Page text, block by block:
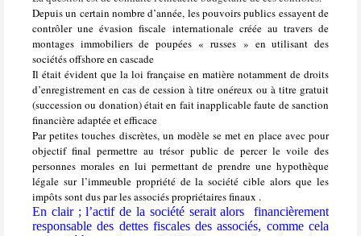
Depuis un certain nombre d’année, les pouvoirs publics essayent de
contrôler une évasion fiscale internationale créée au travers de
montages immobiliers de poupées « russes » en utilisant des
sociétés offshore en cascade
Il était évident que la loi française en matière notamment de droits
d’enregistrement en cas de cession à titre onéreux ou à titre gratuit
(succession ou donation) était en fait inapplicable faute de sanction
financière adaptée et efficace
Par petites touches discrètes, un modèle se met en place avec pour
objectif final permettre au trésor public de percer le voile des
personnes morales en lui permettant de prendre une hypothèque
légale sur l’immeuble propriété de la société cible alors que les
impôts sont dus par les associés propriétaires finaux .
En clair ; l’actif de la société serait alors financièrement
responsable des dettes fiscales des associés, comme cela